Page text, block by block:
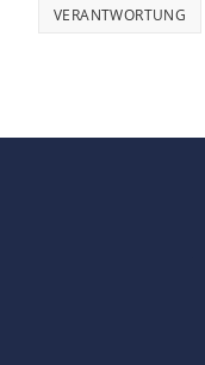
VERANTWORTUNG